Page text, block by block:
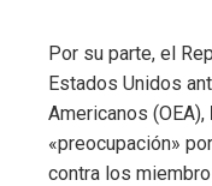
Por su parte, el
Estados Unidos
Americanos (OEA),
«preocupación»
contra los